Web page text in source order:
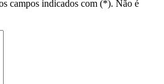
campos indicados com (*). Não é